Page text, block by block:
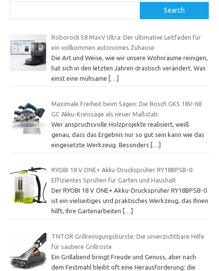
Search
Roborock S8 MaxV Ultra: Der ultimative Leitfaden für
ein vollkommen autonomes Zuhause
Die Art und Weise, wie wir unsere Wohnräume reinigen,
hat sich in den letzten Jahren drastisch verändert. Was
einst eine mühsame
[…]
Maximale Freiheit beim Sägen: Die Bosch GKS 18V-68
GC Akku-Kreissäge als neuer Maßstab
Wer anspruchsvolle Holzprojekte realisiert, weiß
genau, dass das Ergebnis nur so gut sein kann wie das
eingesetzte Werkzeug. Besonders […]
RYOBI 18 V ONE+ Akku-Drucksprüher RY18BPSB-0:
Effizientes Sprühen für Garten und Haushalt
Der RYOBI 18 V ONE+ Akku-Drucksprüher RY18BPSB-0
ist ein vielseitiges und praktisches Werkzeug, das Ihnen
hilft, Ihre Gartenarbeiten
[…]
TNTOR Grillreinigungsbürste: Die unverzichtbare Hilfe
für saubere Grillroste
Ein Grillabend bringt Freude und Genuss, aber nach
dem Festmahl bleibt oft eine Herausforderung: die